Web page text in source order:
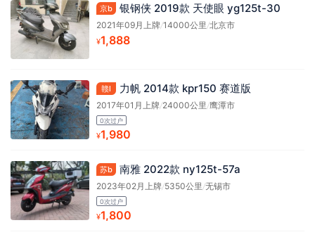
京b 银钢侠 2019款 天使眼 yg125t-30
2021年09月上牌/14000公里 /北京市
¥1,888
赣l 力帆 2014款 kpr150 赛道版
2017年01月上牌/24000公里 /鹰潭市
0次过户
¥1,980
苏b 南雅 2022款 ny125t-57a
2023年02月上牌/5350公里 /无锡市
0次过户
¥1,800